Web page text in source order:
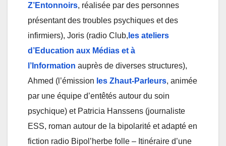
Z’Entonnoirs, réalisée par des personnes
présentant des troubles psychiques et des
infirmiers), Joris (radio Club, les ateliers
d’Education aux Médias et à
l’Information auprès de diverses structures),
Ahmed (l’émission les Zhaut-Parleurs, animée
par une équipe d’entêtés autour du soin
psychique) et Patricia Hanssens (journaliste
ESS, roman autour de la bipolarité et adapté en
fiction radio Bipol’herbe folle – Itinéraire d’une